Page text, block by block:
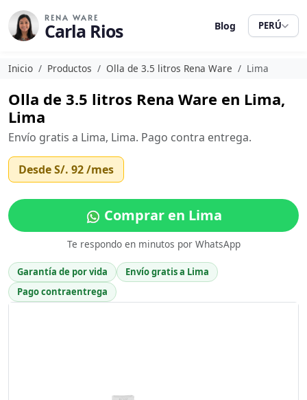
RENA WARE
Carla Rios Blog PERÚ
Inicio Productos Olla de 3.5 litros Rena Ware Lima
Olla de 3.5 litros Rena Ware en Lima,
Lima
Envío gratis a Lima, Lima. Pago contra entrega.
DesdeS/. 92/mes
Comprar en Lima
Te respondo en minutos por WhatsApp
Garantía de por vida
Envío gratis a Lima
Pago contraentrega